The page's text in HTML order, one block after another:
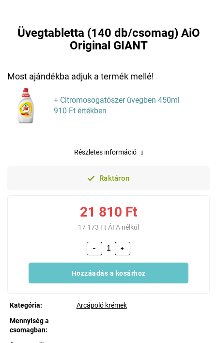
Üvegtabletta (140 db/csomag) AiO
Original GIANT
Raktáron
21 810 Ft
17 173 Ft ÁFA nélkül
+
−
Hozzáadás a kosárhoz
Kategória:
Arcápoló krémek
Mennyiség a
csomagban:
Most ajándékba adjuk a termék mellé!
+ Citromosogatószer üvegben 450ml
910 Ft értékben
Részletes információ